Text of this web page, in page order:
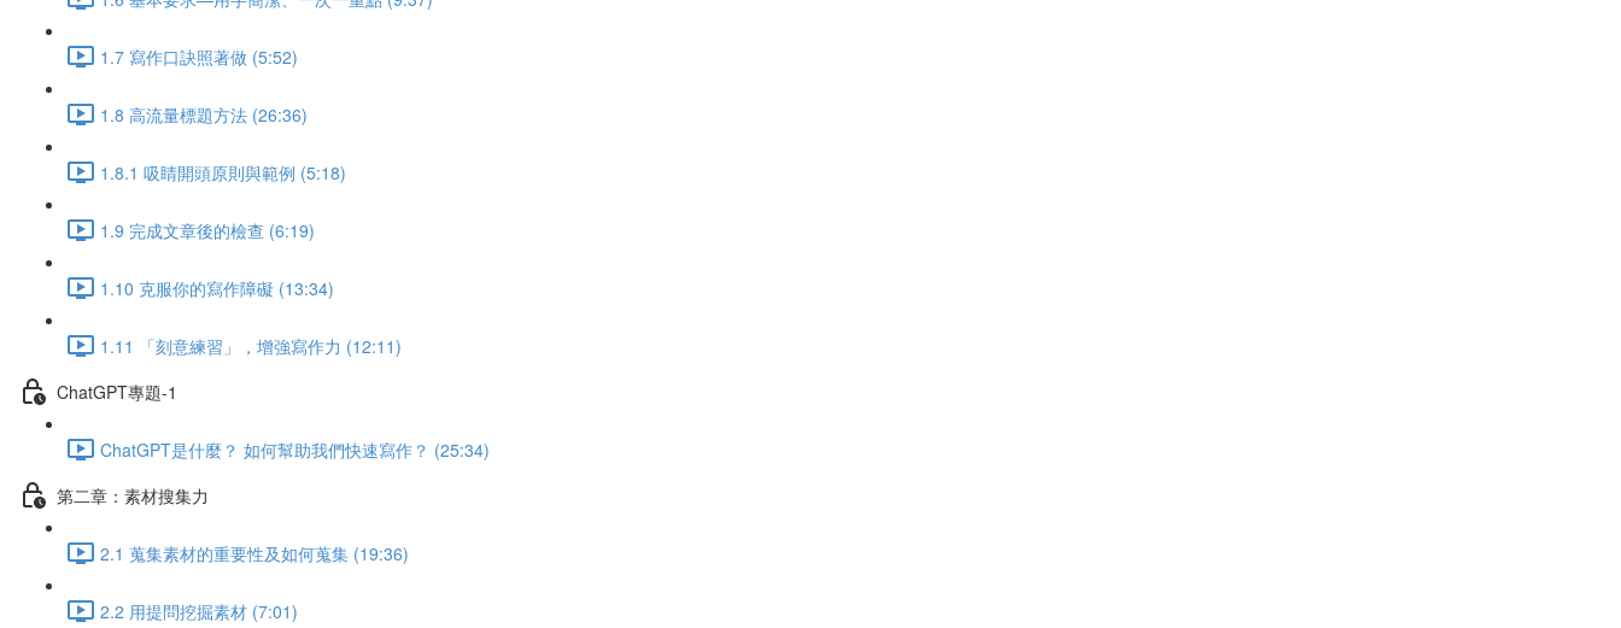
1.7 寫作口訣照著做 (5:52)
1.8 高流量標題方法 (26:36)
1.8.1 吸睛開頭原則與範例 (5:18)
1.9 完成文章後的檢查 (6:19)
1.10 克服你的寫作障礙 (13:34)
1.11 「刻意練習」，增強寫作力 (12:11)
ChatGPT專題-1
ChatGPT是什麼？ 如何幫助我們快速寫作？ (25:34)
第二章：素材搜集力
2.1 蒐集素材的重要性及如何蒐集 (19:36)
2.2 用提問挖掘素材 (7:01)